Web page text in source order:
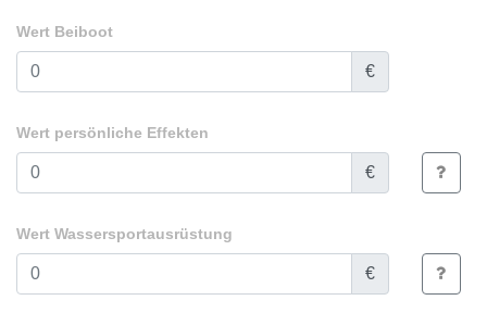
Wert Beiboot
€
Wert persönliche Effekten
€
Wert Wassersportausrüstung
€